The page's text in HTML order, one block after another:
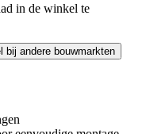
in de winkel te
bij andere bouwmarkten